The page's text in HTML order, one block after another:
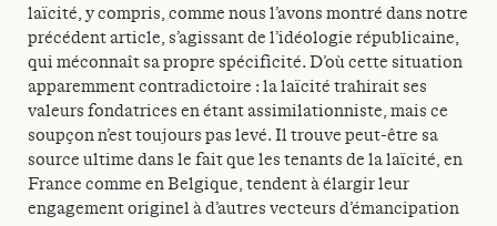
laïcité, y compris, comme nous l’avons montré dans notre
précédent article, s’agissant de l’idéologie républicaine,
qui méconnaît sa propre spécificité. D’où cette situation
apparemment contradictoire : la laïcité trahirait ses
valeurs fondatrices en étant assimilationniste, mais ce
soupçon n’est toujours pas levé. Il trouve peut-être sa
source ultime dans le fait que les tenants de la laïcité, en
France comme en Belgique, tendent à élargir leur
engagement originel à d’autres vecteurs d’émancipation